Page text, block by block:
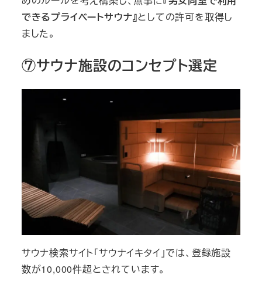
できるプライベートサウナ』としての許可を取得し
ました。
⑦サウナ施設のコンセプト選定
サウナ検索サイト「サウナイキタイ」では、登録施設
数が10,000件超とされています。